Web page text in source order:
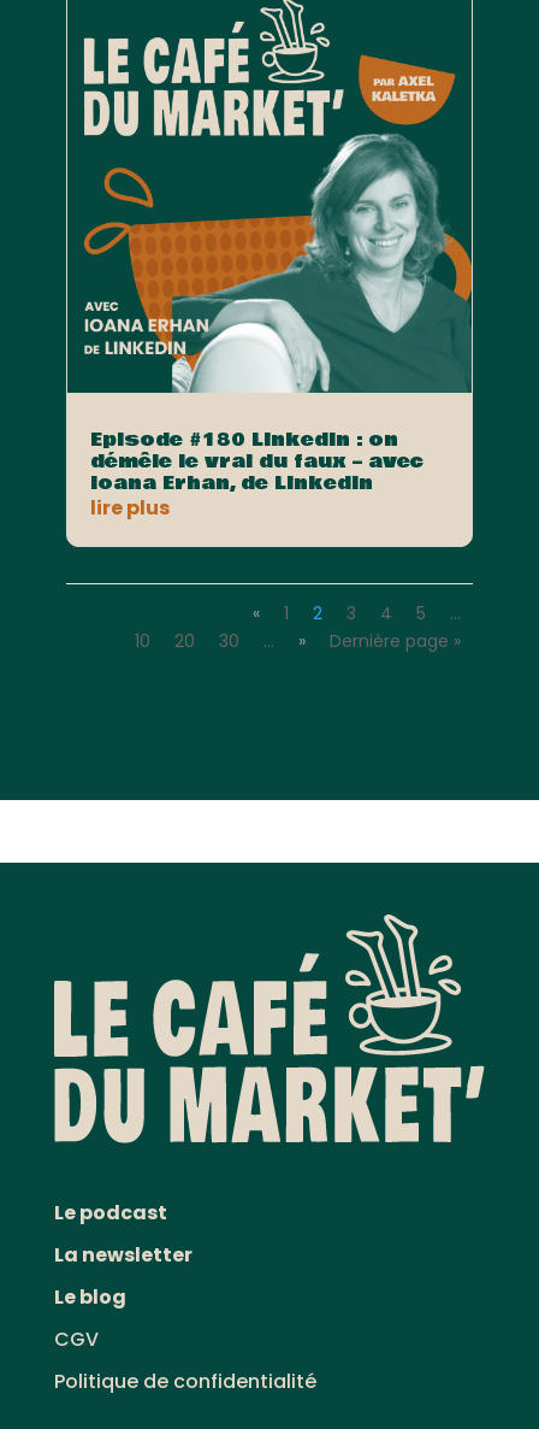
Episode #180 LinkedIn : on
démêle le vrai du faux – avec
Ioana Erhan, de LinkedIn
lire plus
« 1 2 3 4 5
…
10
20 30 … » Dernière page »
Le podcast
La newsletter
Le blog
CGV
Politique de confidentialité